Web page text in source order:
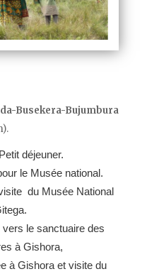
Busekera-Bujumbura
déjeuner.
le Musée national.
du Musée National
le sanctuaire des
à Gishora,
à Gishora et visite du